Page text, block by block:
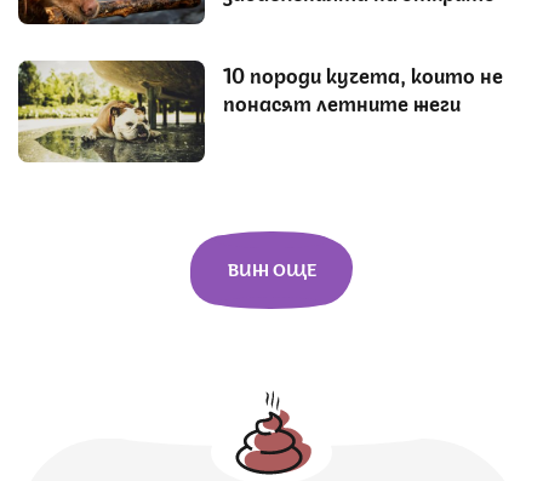
10 породи кучета, които не
понасят летните жеги
ВИЖ ОЩЕ